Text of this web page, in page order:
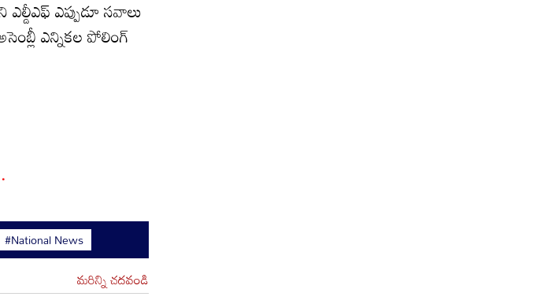
ఎప్పుడూ సవాలు
ఎన్నికల పోలింగ్
#National News
మరిన్ని చదవండి